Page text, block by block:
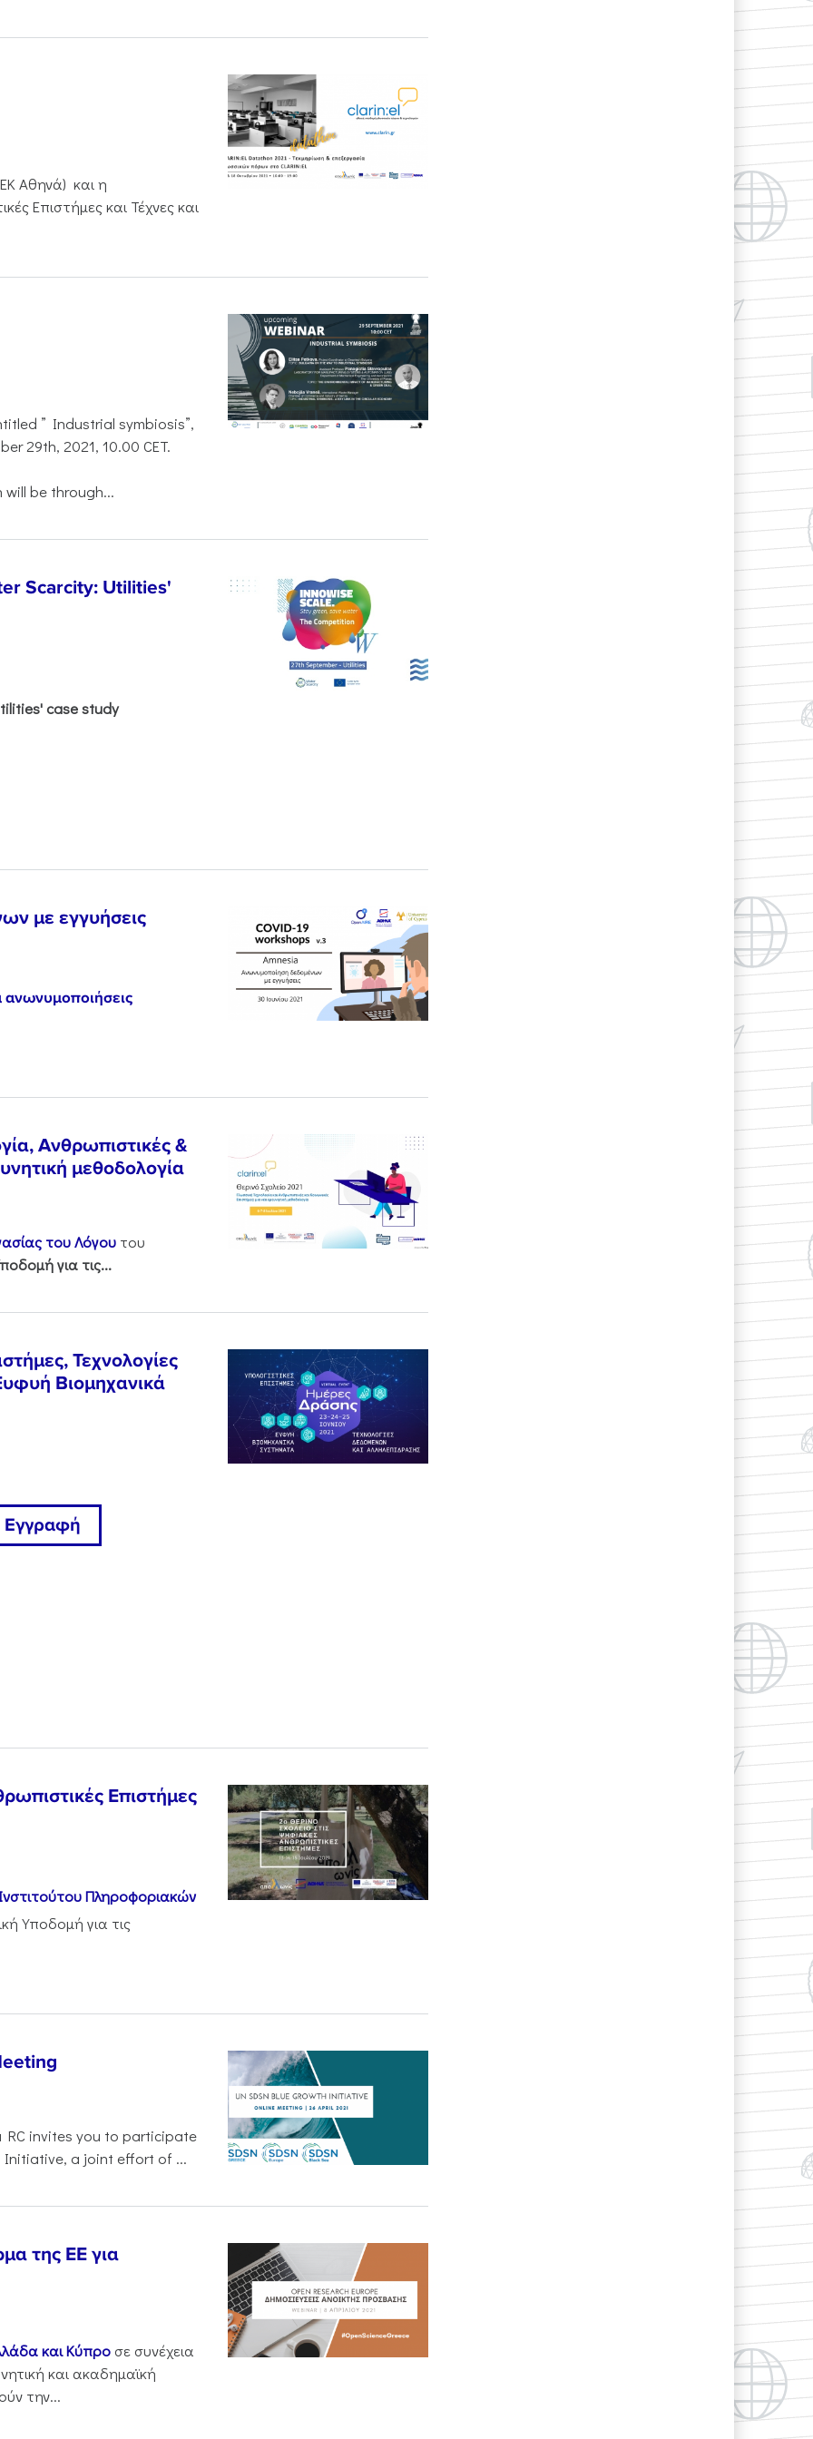
Αθηνά) και η
Επιστήμες και Τέχνες και
” Industrial symbiosis”,
29th, 2021, 10.00 CET.
be through...
Scarcity: Utilities'
case study
με εγγυήσεις
Ανθρωπιστικές &
μεθοδολογία
του Λόγου του
για τις...
Τεχνολογίες
Βιομηχανικά
Εγγραφή
Επιστήμες
Πληροφοριακών
Υποδομή για τις
RC invites you to participate
Initiative, a joint effort of ...
της ΕΕ για
και Κύπρο σε συνέχεια
και ακαδημαϊκή
την...